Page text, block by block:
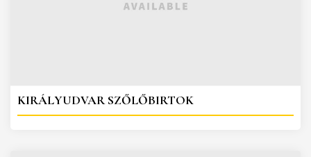
KIRÁLYUDVAR SZŐLŐBIRTOK